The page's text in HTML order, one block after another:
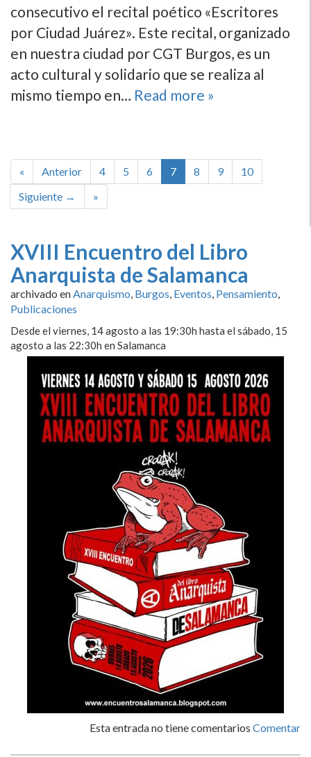
consecutivo el recital poético «Escritores
por Ciudad Juárez». Este recital, organizado
en nuestra ciudad por CGT Burgos, es un
acto cultural y solidario que se realiza al
mismo tiempo en… Read more »
« Anterior 4 5 6 7 8 9
10
Siguiente →
»
XVIII Encuentro del Libro
Anarquista de Salamanca
archivado enAnarquismo, Burgos, Eventos, Pensamiento,
Publicaciones
Desde el viernes, 14 agosto a las 19:30h hasta el sábado, 15
agosto a las 22:30h en Salamanca
Esta entrada no tiene comentarios Comentar